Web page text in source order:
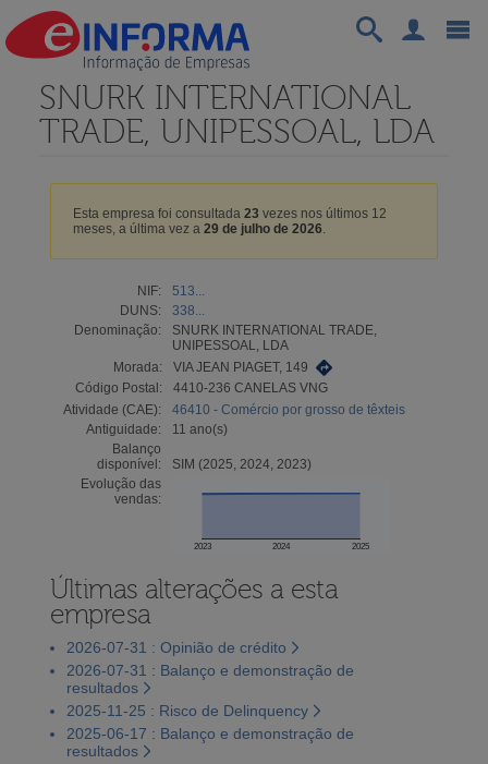
SNURK INTERNATIONAL
TRADE, UNIPESSOAL, LDA
Esta empresa foi consultada 23 vezes nos últimos 12
meses, a última vez a 29 de julho de 2026.
NIF:
513...
DUNS:
338...
Denominação:
SNURK INTERNATIONAL TRADE,
UNIPESSOAL, LDA
Morada:
VIA JEAN PIAGET, 149
Código Postal:
4410-236 CANELAS VNG
Atividade (CAE):
46410 - Comércio por grosso de têxteis
Antiguidade:
11 ano(s)
Balanço
disponível:
SIM (2025, 2024, 2023)
Evolução das
vendas:
2023 2024 2025
Últimas alterações a esta
empresa
2026-07-31 : Opinião de crédito
2026-07-31 : Balanço e demonstração de
resultados
2025-11-25 : Risco de Delinquency
2025-06-17 : Balanço e demonstração de
resultados